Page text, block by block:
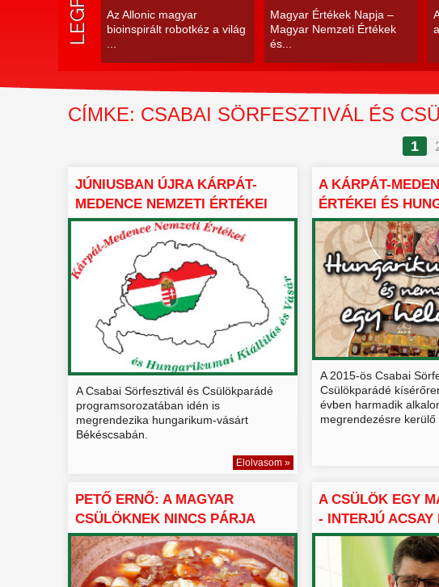
Az Allonic magyar
bioinspirált robotkéz a világ
Magyar Értékek Napja –
Magyar Nemzeti Értékek
és...
CÍMKE: CSABAI SÖRFESZTIVÁL ÉS
1
JÚNIUSBAN ÚJRA KÁRPÁT-
MEDENCE NEMZETI ÉRTÉKEI
ÉS...
A Csabai Sörfesztivál és Csülökparádé
programsorozatában idén is
megrendezika hungarikum-vásárt
Békéscsabán.
Elolvasom »
A KÁRPÁT-
ÉRTÉKEI ÉS
A 2015-ös Csabai
Csülökparádé
évben harmadik
megrendezésre kerülő
PETŐ ERNŐ: A MAGYAR
CSÜLÖKNEK NINCS PÁRJA
A CSÜLÖK EGY
- INTERJÚ ACSAY